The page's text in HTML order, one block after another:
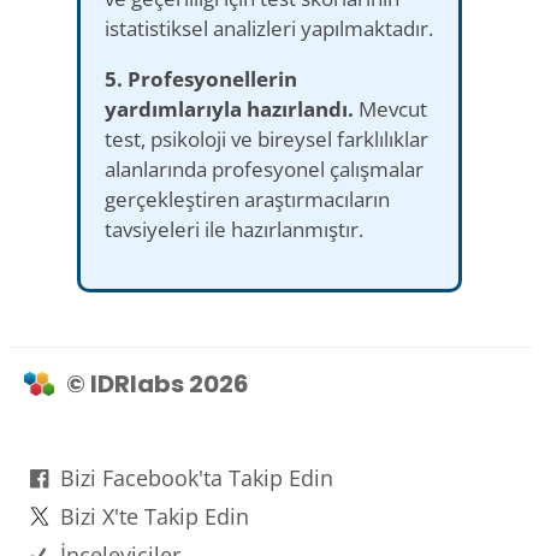
istatistiksel analizleri yapılmaktadır.
5. Profesyonellerin
yardımlarıyla hazırlandı. Mevcut
test, psikoloji ve bireysel farklılıklar
alanlarında profesyonel çalışmalar
gerçekleştiren araştırmacıların
tavsiyeleri ile hazırlanmıştır.
© IDRlabs 2026
Bizi Facebook'ta Takip Edin
Bizi X'te Takip Edin